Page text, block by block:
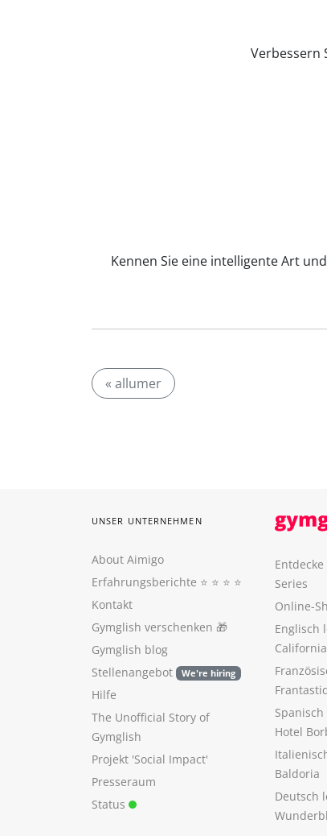
Verbessern
Kennen Sie eine intelligente Art
« allumer
UNSER UNTERNEHMEN
About Aimigo
Erfahrungsberichte ⭐️ ⭐️ ⭐️ ⭐️
Kontakt
Gymglish verschenken 🎁
Gymglish blog
Stellenangebot
We're hiring
Hilfe
The Unofficial Story of
Gymglish
Projekt 'Social Impact'
Presseraum
Status
Series
Online-
Englisch
California
Hotel
Baldoria
Deutsch